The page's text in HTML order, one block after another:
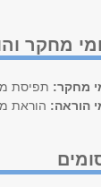
מחקר
מחקר: תפיסת
הוראה: הוראת